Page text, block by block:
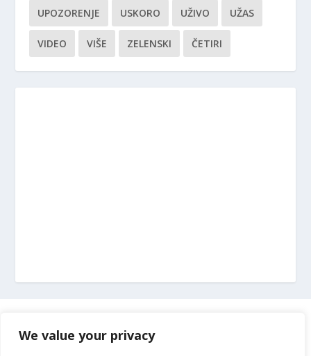
We value your privacy
UPOZORENJE USKORO UŽIVO UŽAS
VIDEO VIŠE ZELENSKI ČETIRI